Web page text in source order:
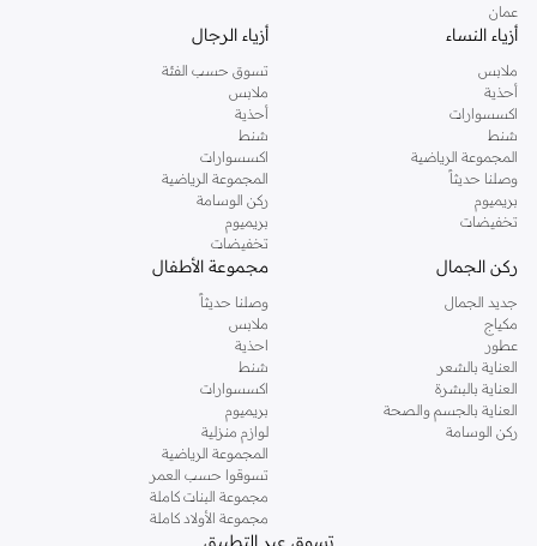
عمان
أزياء النساء
ملابس
أحذية
اكسسوارات
شنط
المجموعة الرياضية
وصلنا حديثاً
بريميوم
تخفيضات
أزياء الرجال
تسوق حسب الفئة
ملابس
أحذية
شنط
اكسسوارات
المجموعة الرياضية
ركن الوسامة
بريميوم
تخفيضات
ركن الجمال
جديد الجمال
مكياج
عطور
العناية بالشعر
العناية بالبشرة
العناية بالجسم والصحة
ركن الوسامة
مجموعة الأطفال
وصلنا حديثاً
ملابس
احذية
شنط
اكسسوارات
بريميوم
لوازم منزلية
المجموعة الرياضية
تسوقوا حسب العمر
مجموعة البنات كاملة
مجموعة الأولاد كاملة
تسوق عبر التطبيق